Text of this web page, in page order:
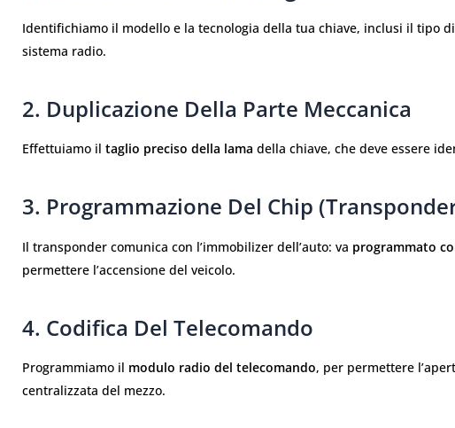
Identifichiamo il modello e la tecnologia della tua chiave, inclusi il tipo
sistema radio.
2. Duplicazione Della Parte Meccanica
Effettuiamo il taglio preciso della lama della chiave, che deve essere
3. Programmazione Del Chip
Il transponder comunica con l’immobilizer dell’auto: va programmato
permettere l’accensione del veicolo.
4. Codifica Del Telecomando
Programmiamo il modulo radio del telecomando, per permettere
centralizzata del mezzo.